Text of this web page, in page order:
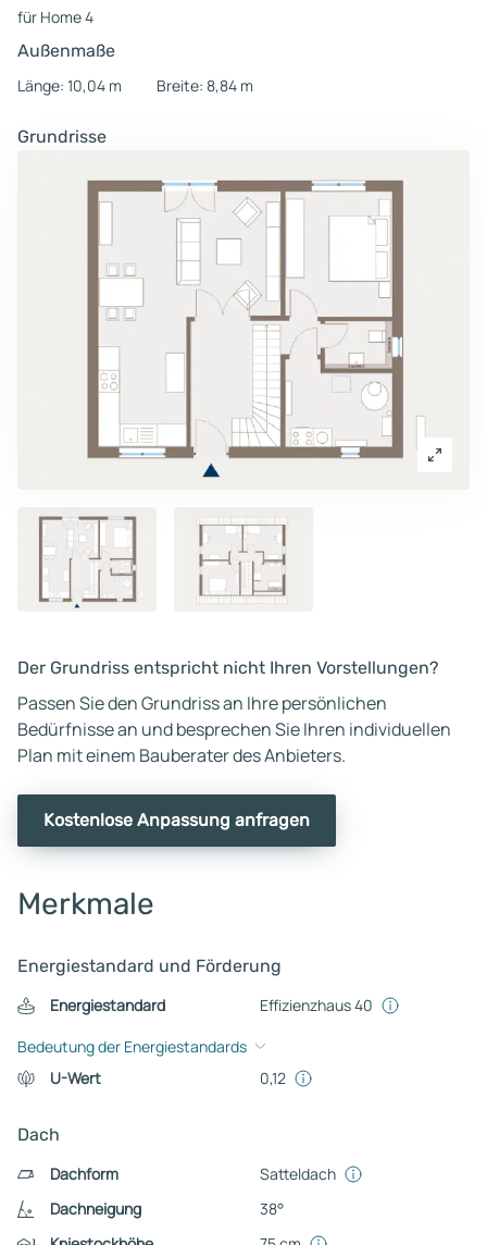
für Home 4
Außenmaße
Länge: 10,04 m
Breite: 8,84 m
Grundrisse
Der Grundriss entspricht nicht Ihren Vorstellungen?
Passen Sie den Grundriss an Ihre persönlichen
Bedürfnisse an und besprechen Sie Ihren individuellen
Plan mit einem Bauberater des Anbieters.
Kostenlose Anpassung anfragen
Merkmale
Energiestandard und Förderung
Energiestandard
Effizienzhaus 40
Bedeutung der Energiestandards
U-Wert
0,12
Dach
Dachform
Satteldach
Dachneigung
38°